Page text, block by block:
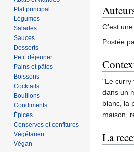
C’est
Postée
"Le curry
dans un
blanc, la
maison,
La
Plat principal
Légumes
Salades
Sauces
Desserts
Petit déjeuner
Pains et pâtes
Boissons
Cocktails
Bouillons
Condiments
Épices
Conserves et confitures
Végétarien
Végan